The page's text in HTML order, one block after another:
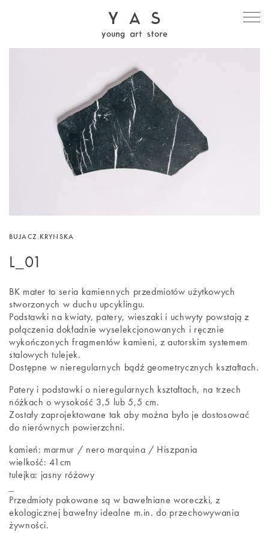
BUJACZ.KRYNSKA
L_01
BK mater to seria kamiennych przedmiotów użytkowych
stworzonych w duchu upcyklingu.
Podstawki na kwiaty, patery, wieszaki i uchwyty powstają z
połączenia dokładnie wyselekcjonowanych i ręcznie
wykończonych fragmentów kamieni, z autorskim systemem
stalowych tulejek.
Dostępne w nieregularnych bądź geometrycznych kształtach.
Patery i podstawki o nieregularnych kształtach, na trzech
nóżkach o wysokość 3,5 lub 5,5 cm.
Zostały zaprojektowane tak aby można było je dostosować
do nierównych powierzchni.
kamień: marmur / nero marquina / Hiszpania
wielkość: 41cm
tulejka: jasny różowy
Przedmioty pakowane są w bawełniane woreczki, z
ekologicznej bawełny idealne m.in. do przechowywania
żywności.